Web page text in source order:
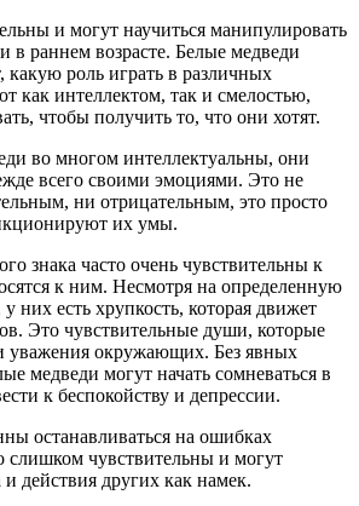
и могут научиться манипулировать
в раннем возрасте. Белые медведи
какую роль играть в различных
как интеллектом, так и смелостью,
чтобы получить то, что они хотят.
во многом интеллектуальны, они
всего своими эмоциями. Это не
ни отрицательным, это просто
их умы.
знака часто очень чувствительны к
к ним. Несмотря на определенную
них есть хрупкость, которая движет
Это чувствительные души, которые
уважения окружающих. Без явных
медведи могут начать сомневаться в
к беспокойству и депрессии.
останавливаться на ошибках
слишком чувствительны и могут
и действия других как намек.